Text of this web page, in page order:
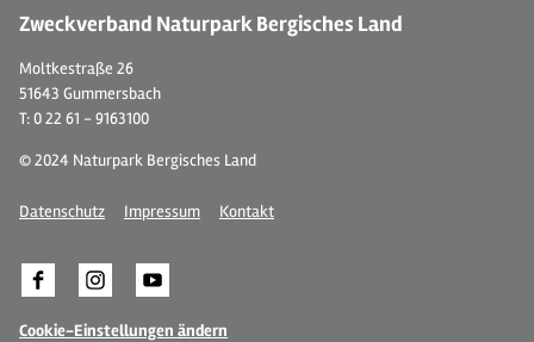
Zweckverband Naturpark Bergisches Land
Moltkestraße 26
51643 Gummersbach
T: 0 22 61 - 9163100
© 2024 Naturpark Bergisches Land
Datenschutz Impressum Kontakt
Cookie-Einstellungen ändern